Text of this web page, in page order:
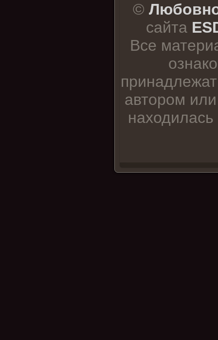
©
сайта
Все
автором